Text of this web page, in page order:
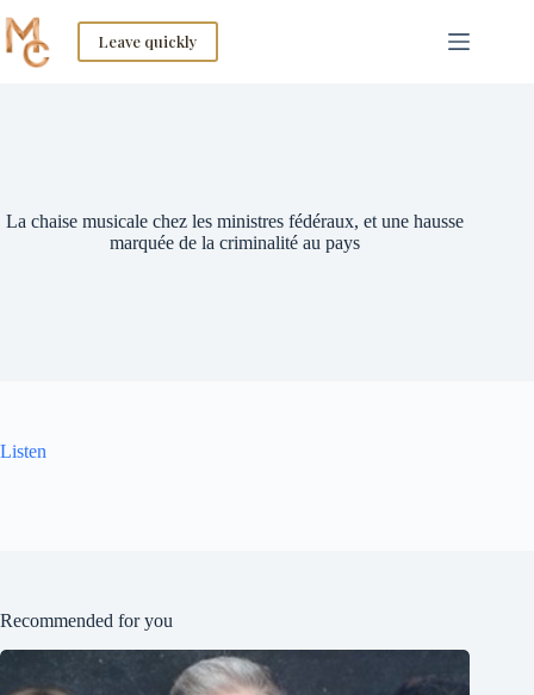
to
content
Leave quickly
La chaise musicale chez les ministres fédéraux, et une hausse
marquée de la criminalité au pays
Listen
Recommended for you